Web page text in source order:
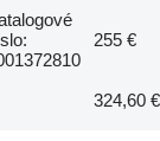
255 €
324,60 €